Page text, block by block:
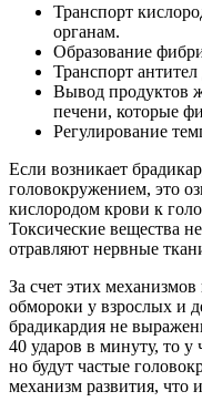
Транспорт
органам.
Образование
Транспорт
Вывод продуктов
печени, которые
Регулирование
Если возникает
головокружением, это
кислородом крови к
Токсические вещества
отравляют нервные
За счет этих
обмороки у взрослых и
брадикардия не
40 ударов в минуту, то у
но будут частые
механизм развития, что